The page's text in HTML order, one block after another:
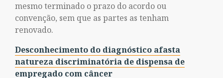
mesmo terminado o prazo do acordo ou
convenção, sem que as partes as tenham
renovado.
Desconhecimento do diagnóstico afasta
natureza discriminatória de dispensa de
empregado com câncer